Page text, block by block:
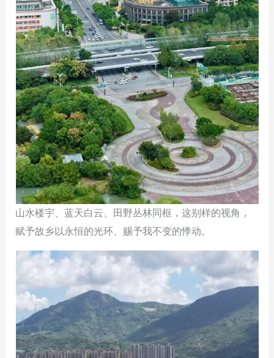
山水楼宇、蓝天白云、田野丛林同框，这别样的视角，
赋予故乡以永恒的光环、赐予我不变的悸动。